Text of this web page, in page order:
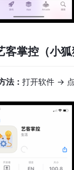
客掌控（小狐
法： 打开软件 →